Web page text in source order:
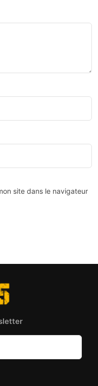
site dans le navigateur